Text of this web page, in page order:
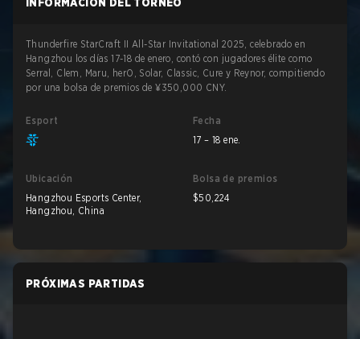
Thunderfire StarCraft II All-Star Invitational 2025, celebrado en
Hangzhou los días 17-18 de enero, contó con jugadores élite como
Serral, Clem, Maru, herO, Solar, Classic, Cure y Reynor, compitiendo
por una bolsa de premios de ¥350,000 CNY.
Esport
Fecha
17 – 18 ene.
Ubicación
Hangzhou Esports Center,
Hangzhou, China
Bolsa de premios
$50,224
PRÓXIMAS PARTIDAS